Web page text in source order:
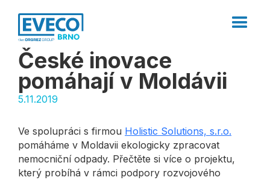
České inovace
pomáhají v Moldávii
5.11.2019
Ve spolupráci s firmou Holistic Solutions, s.r.o.
pomáháme v Moldavii ekologicky zpracovat
nemocniční odpady. Přečtěte si více o projektu,
který probíhá v rámci podpory rozvojového